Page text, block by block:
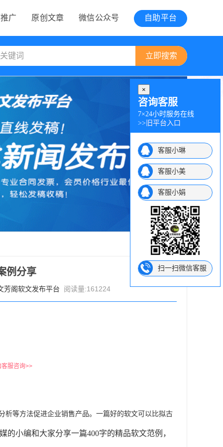
自助平台
微信公众号
原创文章
广
×
咨询客服
7×24小时服务在线
>> 旧平台入口
客服小琳
客服小美
客服小娟
扫一扫微信客服
例分享
芳阁软文发布平台 阅读量:161224
服咨询>>
析等方法促进企业销售产品。一篇好的软文可以比拟古
的小编和大家分享一篇400字的精品软文范例，